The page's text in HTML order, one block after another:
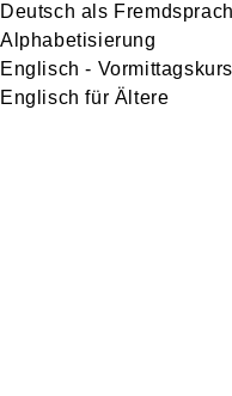
Deutsch als
Alphabetisierung
Englisch -
Englisch für Ältere